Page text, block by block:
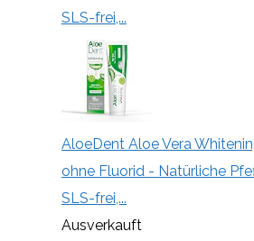
SLS-frei,...
AloeDent Aloe Vera
ohne Fluorid - Natürliche
SLS-frei,...
Ausverkauft